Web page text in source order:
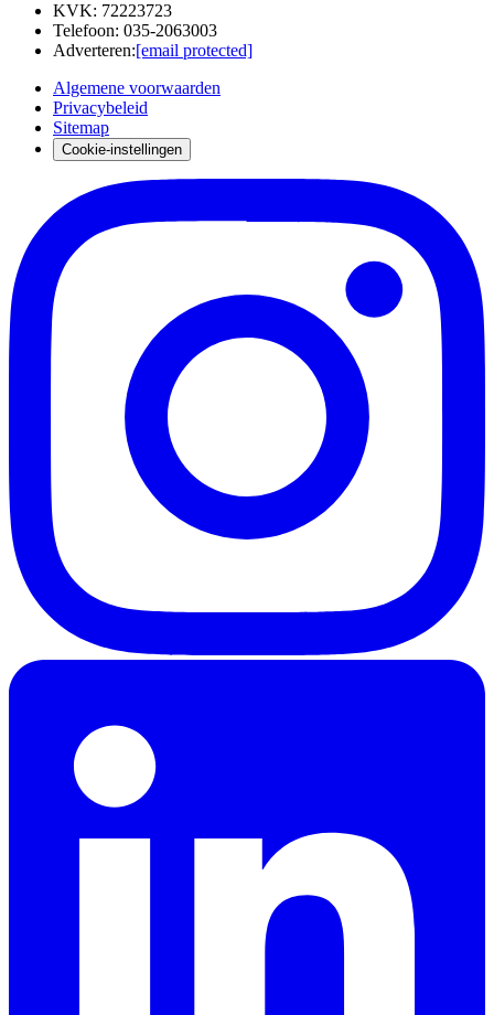
KVK: 72223723
Telefoon: 035-2063003
Adverteren:[email protected]
Algemene voorwaarden
Privacybeleid
Sitemap
Cookie-instellingen